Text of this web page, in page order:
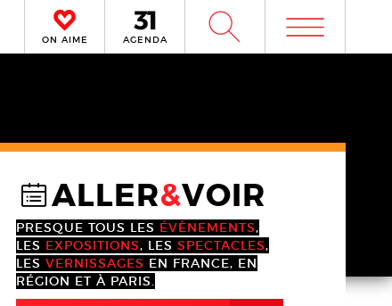
ON AIME AGENDA W m
@ALLER&VOIR
PRESQUE TOUS LES ÉVÈNEMENTS,
LES EXPOSITIONS, LES SPECTACLES,
LES VERNISSAGES EN FRANCE, EN
RÉGION ET À PARIS.